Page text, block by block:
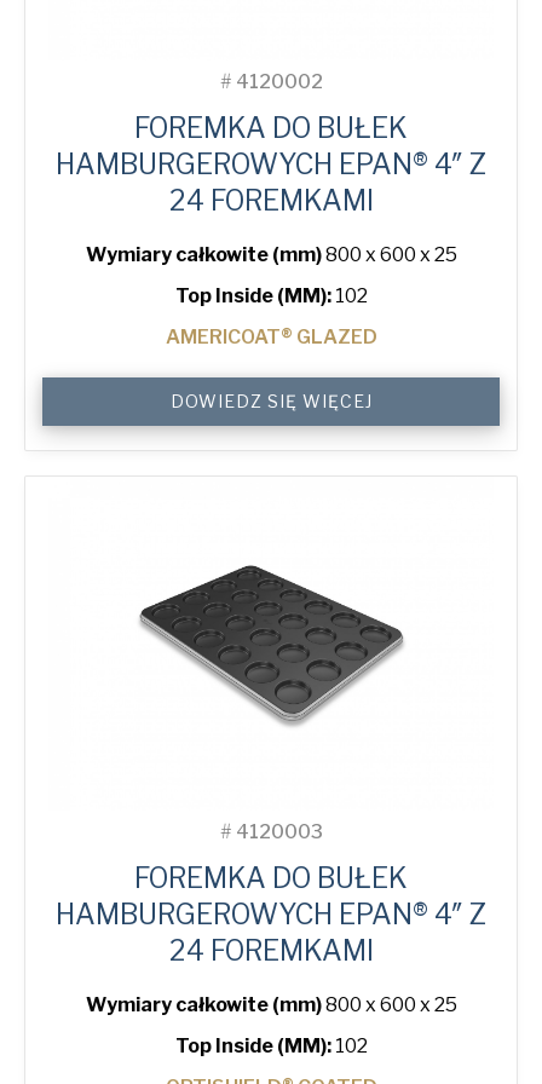
# 4120002
FOREMKA DO BUŁEK
HAMBURGEROWYCH EPAN® 4″ Z
24 FOREMKAMI
Wymiary całkowite (mm)800 x 600 x 25
Top Inside (MM): 102
AMERICOAT® GLAZED
ePAN®
Bun
Tray
DOWIEDZ SIĘ WIĘCEJ
# 4120003
FOREMKA DO BUŁEK
HAMBURGEROWYCH EPAN® 4″ Z
24 FOREMKAMI
Wymiary całkowite (mm)800 x 600 x 25
Top Inside (MM): 102
Oui, j'ai lu et compris la politique de
Bundy Baking Solutions.